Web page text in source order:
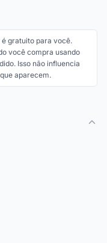
é gratuito para você.
você compra usando
Isso não influencia
aparecem.